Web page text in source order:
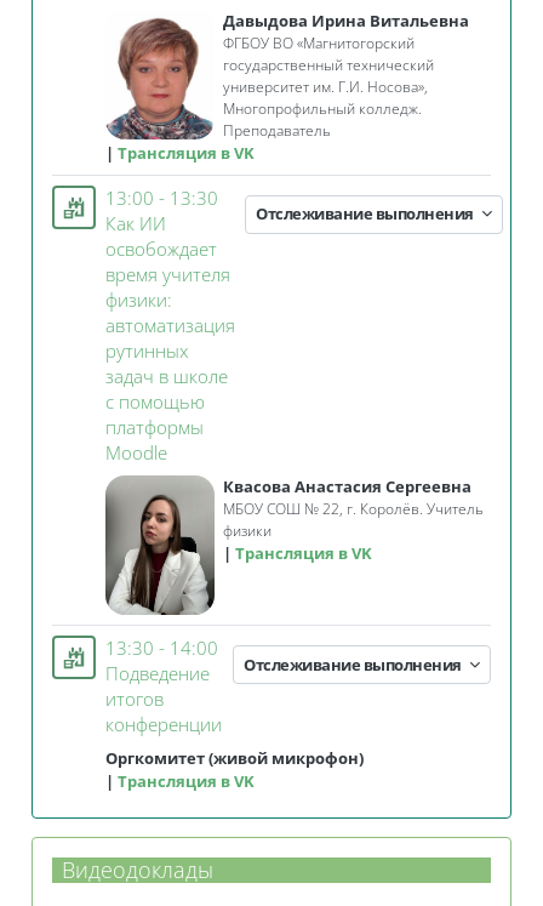
Давыдова Ирина Витальевна
ФГБОУ ВО «Магнитогорский
государственный технический
университет им. Г.И. Носова»,
Многопрофильный колледж.
Преподаватель
Трансляция в VK
13:00 - 13:30
Как ИИ
освобождает
время учителя
физики:
автоматизация
рутинных
задач в школе
с помощью
платформы
MoodleЗанятие 3KL
Отслеживание выполнения
Квасова Анастасия Сергеевна
МБОУ СОШ № 22, г. Королёв. Учитель
физики
Трансляция в VK
13:30 - 14:00
Подведение
итогов
конференции
Отслеживание выполнения
Оргкомитет (живой микрофон)
Трансляция в VK
Видеодоклады